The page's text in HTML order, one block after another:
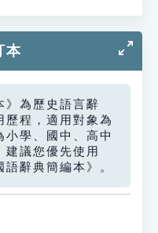
本
》為歷史語言辭
歷程，適用對象為
小學、國中、高中
建議您優先使用
語辭典簡編本》。